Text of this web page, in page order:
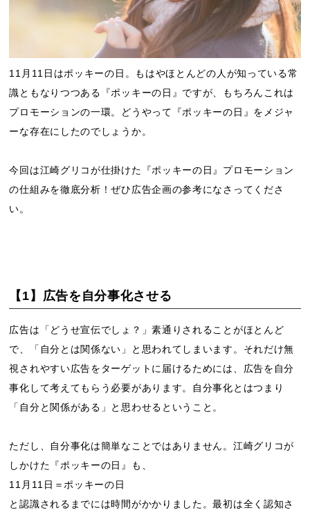
11月11日はポッキーの日。もはやほとんどの人が知っている常
識ともなりつつある『ポッキーの日』ですが、もちろんこれは
プロモーションの一環。どうやって『ポッキーの日』をメジャ
ーな存在にしたのでしょうか。
今回は江崎グリコが仕掛けた『ポッキーの日』プロモーション
の仕組みを徹底分析！ぜひ広告企画の参考になさってくださ
い。
【1】広告を自分事化させる
広告は「どうせ宣伝でしょ？」素通りされることがほとんど
で、「自分とは関係ない」と思われてしまいます。それだけ無
視されやすい広告をターゲットに届けるためには、広告を自分
事化して考えてもらう必要があります。自分事化とはつまり
「自分と関係がある」と思わせるということ。
ただし、自分事化は簡単なことではありません。江崎グリコが
しかけた『ポッキーの日』も、
11月11日＝ポッキーの日
と認識されるまでには時間がかかりました。最初は全く認知さ